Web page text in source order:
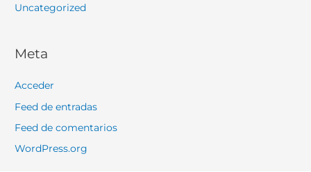
Uncategorized
Meta
Acceder
Feed de entradas
Feed de comentarios
WordPress.org